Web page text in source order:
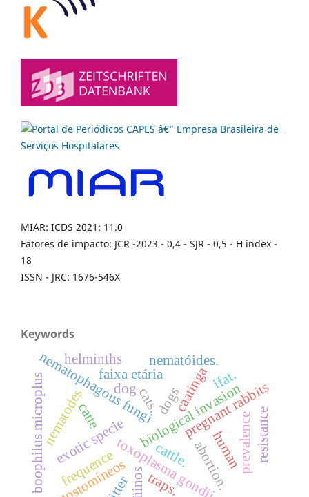
MIAR: ICDS 2021: 11.0
Fatores de impacto: JCR -2023 - 0,4 - SJR - 0,5 - H index -
18
ISSN - JRC: 1676-546X
Keywords
biological invasion
exotic specie
caatinga
toxoplasma gondii
pregnant rabbits
abortion.
nematophagous fungi
nematodes
ciatostomíneos
faixa etária
nematóides.
catte
dog
human
ifat.
prevalence
helminths
cattle.
boophilus microplus frequence
dogs
cats.
litter traps.
resistance